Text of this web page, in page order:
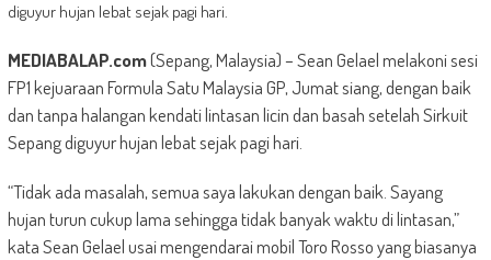
diguyur hujan lebat sejak pagi hari.
MEDIABALAP.com(Sepang, Malaysia) – Sean Gelael melakoni sesi
FP1 kejuaraan Formula Satu Malaysia GP, Jumat siang, dengan baik
dan tanpa halangan kendati lintasan licin dan basah setelah Sirkuit
Sepang diguyur hujan lebat sejak pagi hari.
“Tidak ada masalah, semua saya lakukan dengan baik. Sayang
hujan turun cukup lama sehingga tidak banyak waktu di lintasan,”
kata Sean Gelael usai mengendarai mobil Toro Rosso yang biasanya